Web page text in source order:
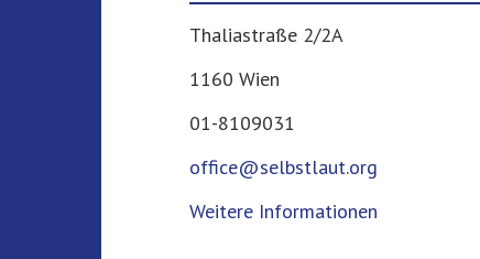
Thaliastraße 2/2A
1160 Wien
01-8109031
office@selbstlaut.org
Weitere Informationen